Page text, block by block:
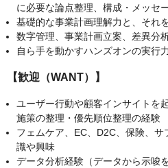
に必要な論点整理、構成・メッセ
基礎的な事業計画理解力と、それ
数字管理、事業計画立案、差異分
自ら手を動かすハンズオンの実行
【歓迎（WANT）】
ユーザー行動や顧客インサイトを
施策の整理・優先順位整理の経験
フェムケア、EC、D2C、保険、
識や興味
データ分析経験（データから示唆